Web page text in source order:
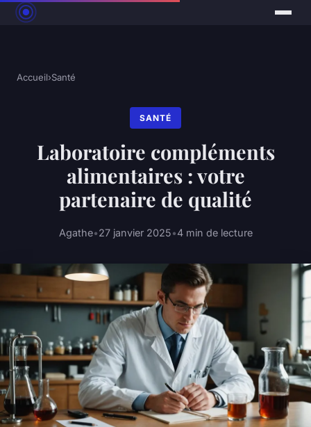
Accueil›Santé
SANTÉ
Laboratoire compléments
alimentaires : votre
partenaire de qualité
Agathe•27 janvier 2025•4 min de lecture